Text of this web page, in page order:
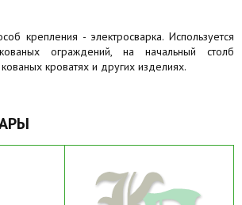
крепления - электросварка. Используется
ограждений, на начальный столб
кроватях и других изделиях.